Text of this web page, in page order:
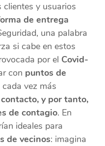
clientes y usuarios
de entrega
una palabra
si cabe en estos
por el Covid-
con puntos de
cada vez más
y por tanto,
de contagio. En
ideales para
de vecinos: imagina